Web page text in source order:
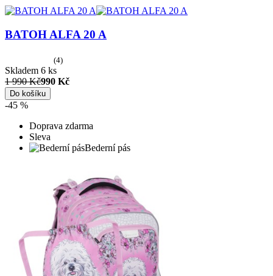
BATOH ALFA 20 A
(4)
Skladem 6 ks
1 990 Kč990 Kč
Do košíku
-45 %
Doprava zdarma
Sleva
Bederní pás